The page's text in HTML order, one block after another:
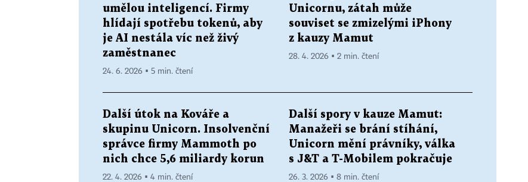
umělou inteligencí. Firmy
hlídají spotřebu tokenů, aby
je AI nestála víc než živý
zaměstnanec
24. 6. 2026 ▪ 5 min. čtení
Unicornu, zátah může
souviset se zmizelými iPhony
z kauzy Mamut
28. 4. 2026 ▪ 2 min. čtení
Další útok na Kováře a
skupinu Unicorn. Insolvenční
správce firmy Mammoth po
nich chce 5,6 miliardy korun
22. 4. 2026 ▪ 4 min. čtení
Další spory v kauze Mamut:
Manažeři se brání stíhání,
Unicorn mění právníky, válka
s J&T a T-Mobilem pokračuje
26. 3. 2026 ▪ 8 min. čtení